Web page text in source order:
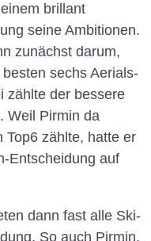
brillant
seine Ambitionen.
zunächst darum,
sechs Aerials-
zählte der bessere
Weil Pirmin da
Top6 zählte, hatte er
Entscheidung auf
dann fast alle Ski-
So auch Pirmin.